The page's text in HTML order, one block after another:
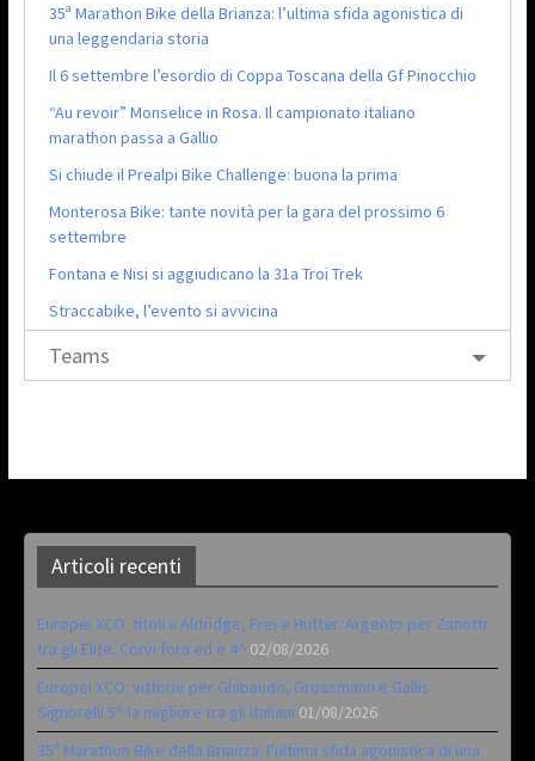
35ª Marathon Bike della Brianza: l’ultima sfida agonistica di
una leggendaria storia
Il 6 settembre l’esordio di Coppa Toscana della Gf Pinocchio
“Au revoir” Monselice in Rosa. Il campionato italiano
marathon passa a Gallio
Si chiude il Prealpi Bike Challenge: buona la prima
Monterosa Bike: tante novità per la gara del prossimo 6
settembre
Fontana e Nisi si aggiudicano la 31a Troi Trek
Straccabike, l’evento si avvicina
Teams
Articoli recenti
Europei XCO: titoli a Aldridge, Frei e Hutter. Argento per Zanotti
tra gli Elite. Corvi fora ed è 4^ 02/08/2026
Europei XCO: vittorie per Ghibaudo, Grossmann e Gallis.
Signorelli 5^ la migliore tra gli italiani 01/08/2026
35ª Marathon Bike della Brianza: l’ultima sfida agonistica di una